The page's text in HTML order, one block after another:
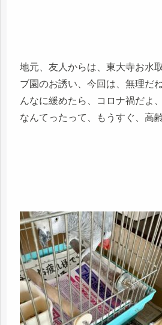
地元、友人からは、東大寺お水
ブ園のお誘い、今回は、無理だ
んなに緩めたら、コロナ禍だよ
なんてったって、もうすぐ、高